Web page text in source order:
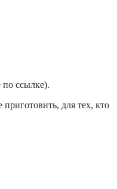
по ссылке).
приготовить, для тех, кто